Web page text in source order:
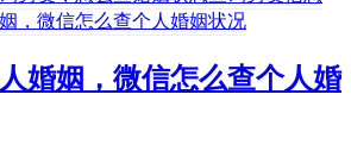
婚姻，微信怎么查个人婚